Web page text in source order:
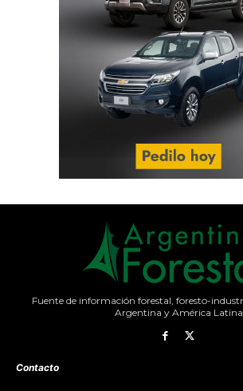
Fuente de información forestal, foresto-
Argentina y América Latina
Contacto